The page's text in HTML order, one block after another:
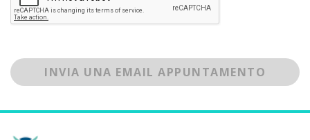
INVIA UNA EMAIL APPUNTAMENTO